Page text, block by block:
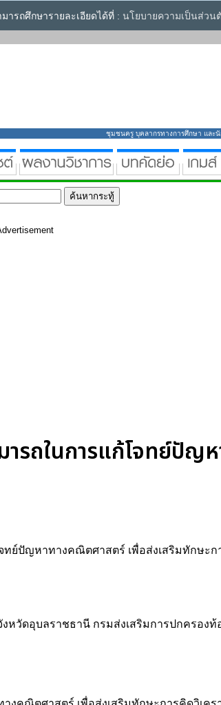
รถศึกษารายละเอียดได้ที่ : นโยบายความเป็นส่วน
ชุมชนครู บุคลากรทางการศึกษา และนั
รถในการแก้โจทย์ปั
ย์ปัญหาทางคณิตศาสตร์ เพื่อส่งเสริมทักษะก
หวัดอุบลราชธานี กรมส่งเสริมการปกครอง